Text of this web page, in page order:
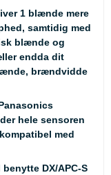
1 blænde mere
samtidig med
blænde og
endda dit
brændvidde
hele sensoren
med
DX/APC-S